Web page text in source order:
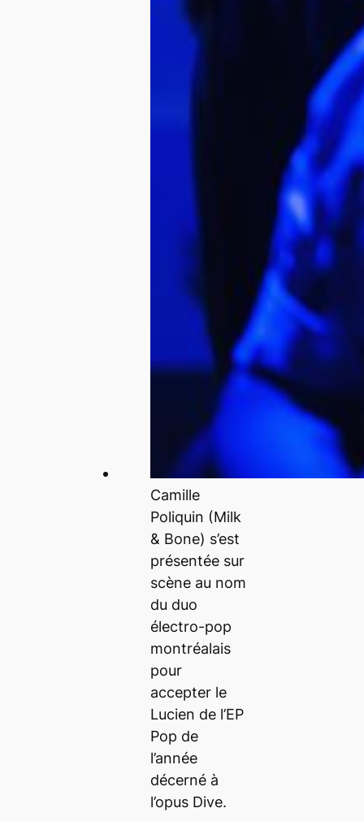
Camille
Poliquin (Milk
& Bone) s’est
présentée sur
scène au nom
du duo
électro-pop
montréalais
pour
accepter le
Lucien de l’EP
Pop de
l’année
décerné à
l’opus Dive.